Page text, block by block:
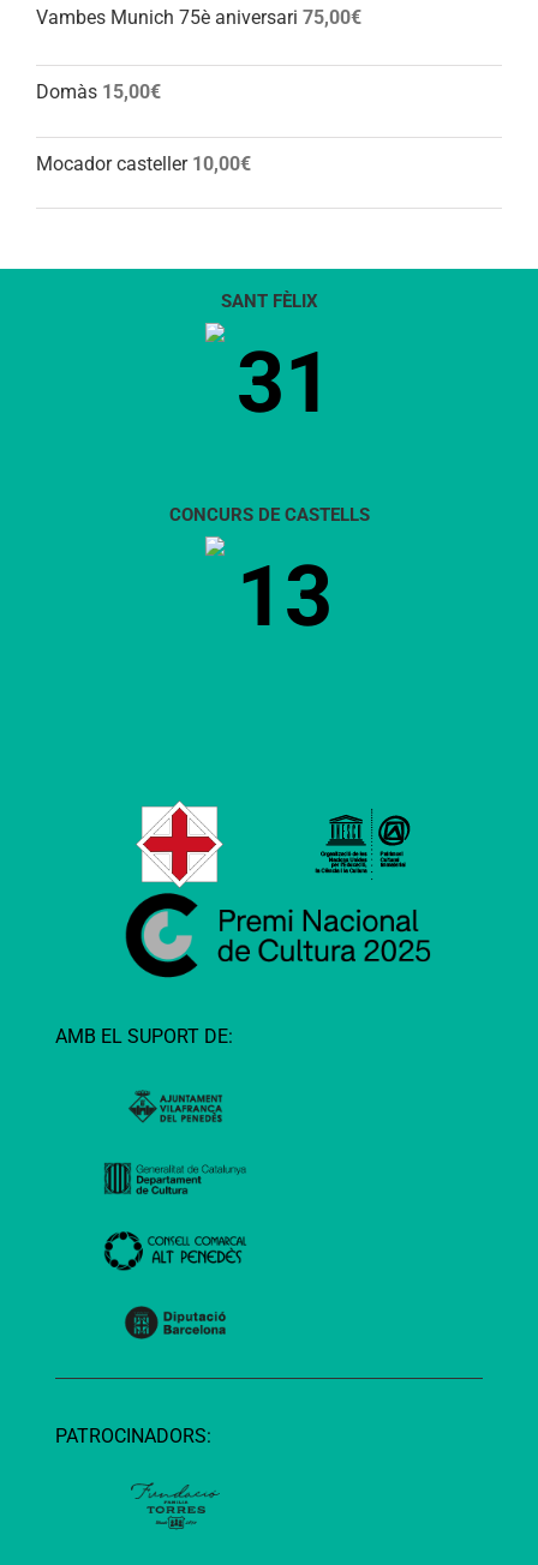
Vambes Munich 75è aniversari 75,00€
Domàs 15,00€
Mocador casteller 10,00€
SANT FÈLIX
31
CONCURS DE CASTELLS
13
AMB EL SUPORT DE:
PATROCINADORS: